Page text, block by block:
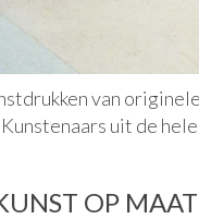
van
uit de
OP